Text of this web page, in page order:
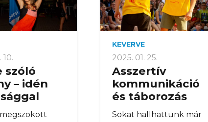
10.
szóló
– idén
KEVERVE
2025. 01. 25.
Asszertív
kommunikáció
és táborozás
Sokat hallhattunk már